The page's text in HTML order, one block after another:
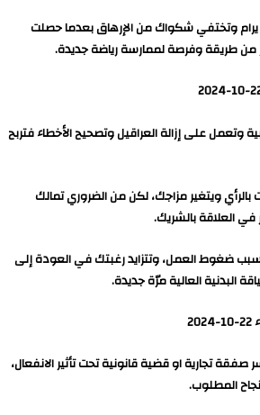
وتختفي شكواك من الإرهاق بعدما حصلت
من طريقة وفرصة لممارسة رياضة جديدة.
وتعمل على إزالة العراقيل وتصحيح الأخطاء فتربح
بالرأي ويتغير مزاجك، لكن من الضروري تمالك
في العلاقة بالشريك.
ضغوط العمل، وتتزايد رغبتك في العودة إلى
البدنية العالية مرّة جديدة.
صفقة تجارية او قضية قانونية تحت تأثير الانفعال،
المطلوب.